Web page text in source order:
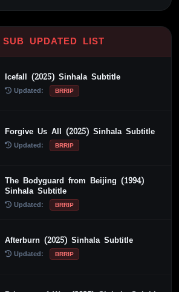
SUB UPDATED LIST
Icefall (2025) Sinhala Subtitle
Updated: BRRIP
Forgive Us All (2025) Sinhala Subtitle
Updated: BRRIP
The Bodyguard from Beijing (1994)
Sinhala Subtitle
Updated: BRRIP
Afterburn (2025) Sinhala Subtitle
Updated: BRRIP